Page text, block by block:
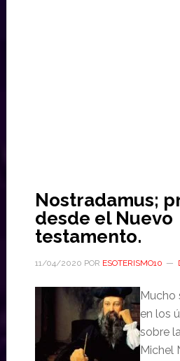
Nostradamus;
desde el Nuevo
testamento.
11/04/2020 POR ESOTERISMO10
Mucho
en los
sobre
Michel